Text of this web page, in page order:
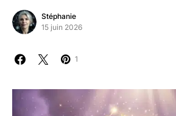
Stéphanie
15 juin 2026
1